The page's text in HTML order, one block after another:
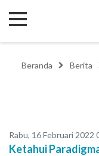
Beranda Berita
Rabu, 16 Februari 2022
Ketahui